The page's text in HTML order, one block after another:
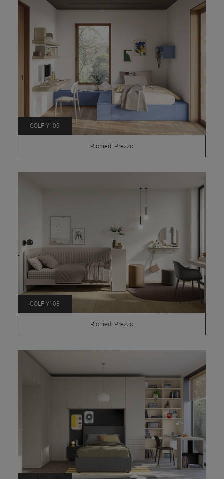
GOLF Y109
Richiedi Prezzo
GOLF Y108
Richiedi Prezzo